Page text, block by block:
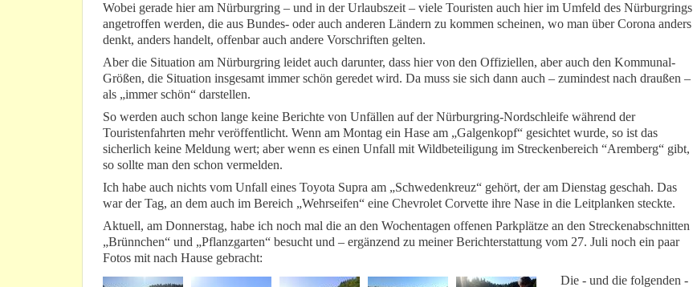
Wobei gerade hier am Nürburgring – und in der Urlaubszeit – viele Touristen auch hier im Umfeld des Nürburgrings
angetroffen werden, die aus Bundes- oder auch anderen Ländern zu kommen scheinen, wo man über Corona anders
denkt, anders handelt, offenbar auch andere Vorschriften gelten.
Aber die Situation am Nürburgring leidet auch darunter, dass hier von den Offiziellen, aber auch den Kommunal-
Größen, die Situation insgesamt immer schön geredet wird. Da muss sie sich dann auch – zumindest nach draußen –
als „immer schön“ darstellen.
So werden auch schon lange keine Berichte von Unfällen auf der Nürburgring-Nordschleife während der
Touristenfahrten mehr veröffentlicht. Wenn am Montag ein Hase am „Galgenkopf“ gesichtet wurde, so ist das
sicherlich keine Meldung wert; aber wenn es einen Unfall mit Wildbeteiligung im Streckenbereich “Aremberg“ gibt,
so sollte man den schon vermelden.
Ich habe auch nichts vom Unfall eines Toyota Supra am „Schwedenkreuz“ gehört, der am Dienstag geschah. Das
war der Tag, an dem auch im Bereich „Wehrseifen“ eine Chevrolet Corvette ihre Nase in die Leitplanken steckte.
Aktuell, am Donnerstag, habe ich noch mal die an den Wochentagen offenen Parkplätze an den Streckenabschnitten
„Brünnchen“ und „Pflanzgarten“ besucht und – ergänzend zu meiner Berichterstattung vom 27. Juli noch ein paar
Fotos mit nach Hause gebracht:
Die - und die folgenden -